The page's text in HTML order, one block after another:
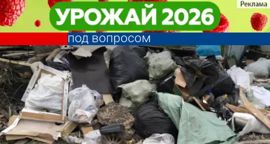
Строительство завода по
переработке мусора оказалось
под вопросом
Общество Строительство завода по
переработке мусора оказалось
под вопросом
Общество
Другие новости
по теме
Погода и курсы
валют в Пензе